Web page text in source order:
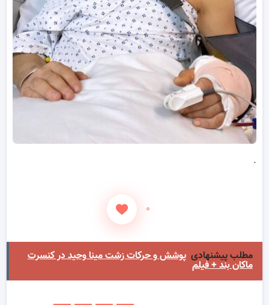
.
۰
مطلب پیشنهادی پوشش و حرکات زشت مینا وحید در کنسرت
ماکان بند + فیلم